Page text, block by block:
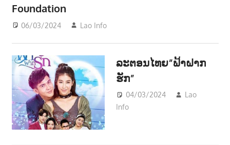
າ
ນ
Foundation
06/03/2024 Lao Info
ລະຕອນໄທຍ”ຟ້າຝາກ
ຮັກ”
04/03/2024
Lao
Info